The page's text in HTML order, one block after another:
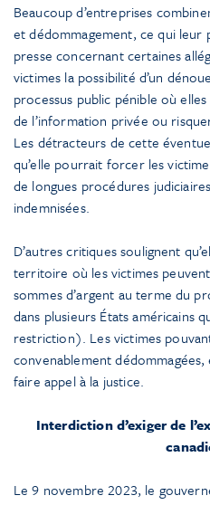
Beaucoup d’entreprises
et dédommagement, ce qui leur
presse concernant certaines
victimes la possibilité d’un
processus public pénible où
de l’information privée ou
Les détracteurs de cette
qu’elle pourrait forcer les
de longues procédures
indemnisées.
D’autres critiques soulignent
territoire où les victimes
sommes d’argent au terme du
dans plusieurs États américains
restriction). Les victimes
convenablement
faire appel à la justice.
Interdiction d’exiger de
Le 9 novembre 2023, le